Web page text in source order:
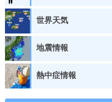
世界天気
地震情報
熱中症情報